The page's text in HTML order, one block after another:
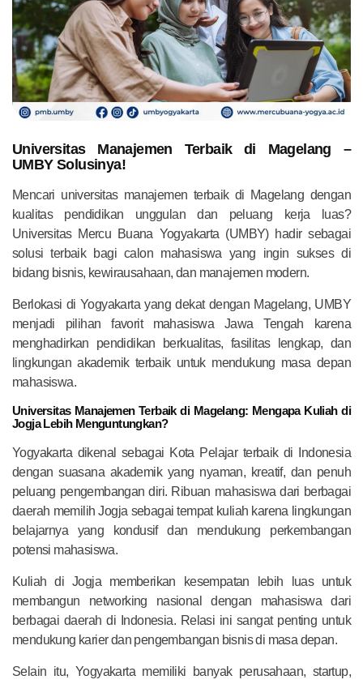
Universitas Manajemen Terbaik di Magelang –
UMBY Solusinya!
Mencari universitas manajemen terbaik di Magelang dengan
kualitas pendidikan unggulan dan peluang kerja luas?
Universitas Mercu Buana Yogyakarta (UMBY) hadir sebagai
solusi terbaik bagi calon mahasiswa yang ingin sukses di
bidang bisnis, kewirausahaan, dan manajemen modern.
Berlokasi di Yogyakarta yang dekat dengan Magelang, UMBY
menjadi pilihan favorit mahasiswa Jawa Tengah karena
menghadirkan pendidikan berkualitas, fasilitas lengkap, dan
lingkungan akademik terbaik untuk mendukung masa depan
mahasiswa.
Universitas Manajemen Terbaik di Magelang: Mengapa Kuliah di
Jogja Lebih Menguntungkan?
Yogyakarta dikenal sebagai Kota Pelajar terbaik di Indonesia
dengan suasana akademik yang nyaman, kreatif, dan penuh
peluang pengembangan diri. Ribuan mahasiswa dari berbagai
daerah memilih Jogja sebagai tempat kuliah karena lingkungan
belajarnya yang kondusif dan mendukung perkembangan
potensi mahasiswa.
Kuliah di Jogja memberikan kesempatan lebih luas untuk
membangun networking nasional dengan mahasiswa dari
berbagai daerah di Indonesia. Relasi ini sangat penting untuk
mendukung karier dan pengembangan bisnis di masa depan.
Selain itu, Yogyakarta memiliki banyak perusahaan, startup,